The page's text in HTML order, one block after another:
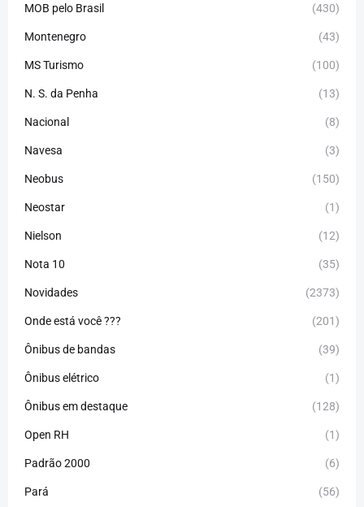
MOB pelo Brasil (430)
Montenegro (43)
MS Turismo (100)
N. S. da Penha (13)
Nacional (8)
Navesa (3)
Neobus (150)
Neostar (1)
Nielson (12)
Nota 10 (35)
Novidades (2373)
Onde está você ??? (201)
Ônibus de bandas (39)
Ônibus elétrico (1)
Ônibus em destaque (128)
Open RH (1)
Padrão 2000 (6)
Pará (56)